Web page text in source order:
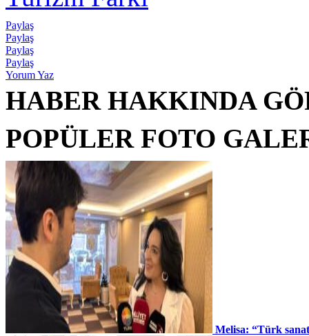
Paylaş
Paylaş
Paylaş
Paylaş
Yorum Yaz
HABER HAKKINDA
POPÜLER FOTO
Melisa: “Türk